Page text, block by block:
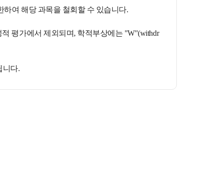
하여 해당 과목을 철회할 수 있습니다.
평가에서 제외되며, 학적부상에는 "W"(withdr
니다.